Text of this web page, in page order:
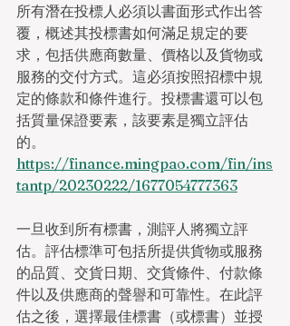
所有潛在投標人必須以書面形式作出答
覆，概述其投標書如何滿足規定的要
求，包括供應商數量、價格以及貨物或
服務的交付方式。這必須按照招標中規
定的條款和條件進行。投標書還可以包
括質量保證要素，該要素是獨立評估
的。
https://finance.mingpao.com/fin/ins
tantp/20230222/1677054777363
一旦收到所有標書，測評人將獨立評
估。評估標準可包括所提供貨物或服務
的品質、交貨日期、交貨條件、付款條
件以及供應商的聲譽和可靠性。在此評
估之後，選擇最佳標書（或標書）並授